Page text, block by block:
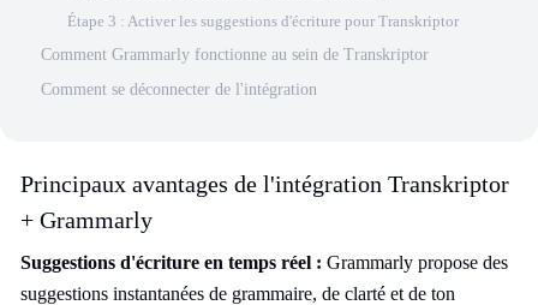
Étape 3 : Activer les suggestions d'écriture pour Transkriptor
Comment Grammarly fonctionne au sein de Transkriptor
Comment se déconnecter de l'intégration
Principaux avantages de l'intégration Transkriptor
+ Grammarly
Suggestions d'écriture en temps réel : Grammarly propose des
suggestions instantanées de grammaire, de clarté et de ton